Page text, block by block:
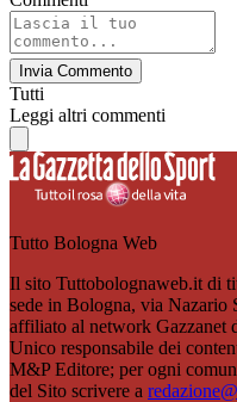
Invia Commento
Tutti
Leggi altri commenti
Tutto Bologna Web
Il sito Tuttobolognaweb.it di
sede in Bologna, via Nazario
affiliato al network Gazzanet
Unico responsabile dei
M&P Editore; per ogni
del Sito scrivere a